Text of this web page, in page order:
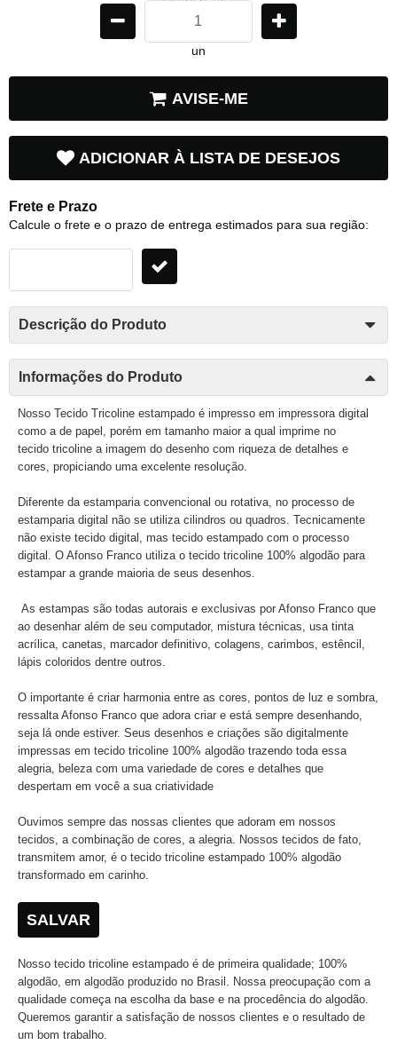
un
AVISE-ME
ADICIONAR À LISTA DE DESEJOS
Frete e Prazo
Calcule o frete e o prazo de entrega estimados para sua região:
Descrição do Produto
Informações do Produto
Nosso Tecido Tricoline estampado é impresso em impressora digital
como a de papel, porém em tamanho maior a qual imprime no
tecido tricoline a imagem do desenho com riqueza de detalhes e
cores, propiciando uma excelente resolução.
Diferente da estamparia convencional ou rotativa, no processo de
estamparia digital não se utiliza cilindros ou quadros. Tecnicamente
não existe tecido digital, mas tecido estampado com o processo
digital. O Afonso Franco utiliza o tecido tricoline 100% algodão para
estampar a grande maioria de seus desenhos.
As estampas são todas autorais e exclusivas por Afonso Franco que
ao desenhar além de seu computador, mistura técnicas, usa tinta
acrílica, canetas, marcador definitivo, colagens, carimbos, estêncil,
lápis coloridos dentre outros.
O importante é criar harmonia entre as cores, pontos de luz e sombra,
ressalta Afonso Franco que adora criar e está sempre desenhando,
seja lá onde estiver. Seus desenhos e criações são digitalmente
impressas em tecido tricoline 100% algodão trazendo toda essa
alegria, beleza com uma variedade de cores e detalhes que
despertam em você a sua criatividade
Ouvimos sempre das nossas clientes que adoram em nossos
tecidos, a combinação de cores, a alegria. Nossos tecidos de fato,
transmitem amor, é o tecido tricoline estampado 100% algodão
transformado em carinho.
SALVAR
Nosso tecido tricoline estampado é de primeira qualidade; 100%
algodão, em algodão produzido no Brasil. Nossa preocupação com a
qualidade começa na escolha da base e na procedência do algodão.
Queremos garantir a satisfação de nossos clientes e o resultado de
um bom trabalho.